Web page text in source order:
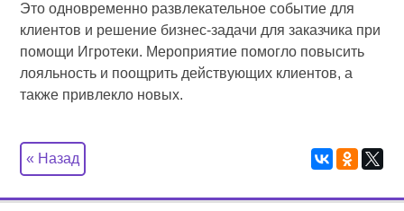
Это одновременно развлекательное событие для
клиентов и решение бизнес-задачи для заказчика при
помощи Игротеки. Мероприятие помогло повысить
лояльность и поощрить действующих клиентов, а
также привлекло новых.
« Назад